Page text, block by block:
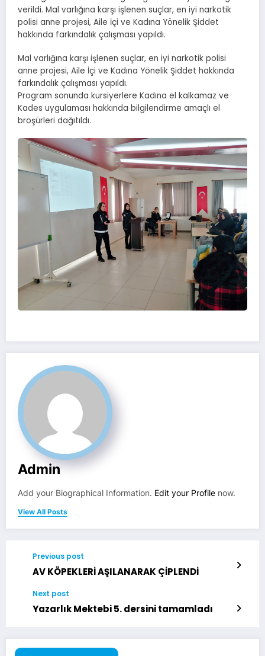
verildi. Mal varlığına karşı işlenen suçlar, en iyi narkotik
polisi anne projesi, Aile İçi ve Kadına Yönelik Şiddet
hakkında farkındalık çalışması yapıldı.
Mal varlığına karşı işlenen suçlar, en iyi narkotik polisi
anne projesi, Aile İçi ve Kadına Yönelik Şiddet hakkında
farkındalık çalışması yapıldı.
Program sonunda kursiyerlere Kadına el kalkamaz ve
Kades uygulaması hakkında bilgilendirme amaçlı el
broşürleri dağıtıldı.
Admin
Add your Biographical Information. Edit your Profile now.
View All Posts
Previous post
AV KÖPEKLERİ AŞILANARAK ÇİPLENDİ
Next post
Yazarlık Mektebi 5. dersini tamamladı